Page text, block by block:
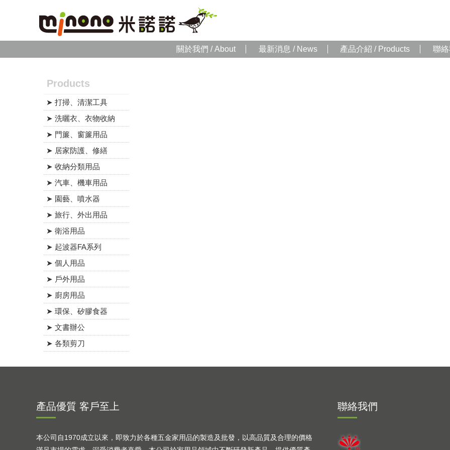
關於我們 / About 最新消息 / News 產品介紹 / Products 聯
Products
➤ 打掃、清潔工具
➤ 洗曬衣、衣物收納
➤ 門簾、窗簾用品
➤ 居家防護、修繕
➤ 收納分類用品
➤ 汽車、機車用品
➤ 園藝、噴水器
➤ 旅行、外出用品
➤ 衛浴用品
➤ 起波器FA系列
➤ 個人用品
➤ 戶外用品
➤ 廚房用品
➤ 環保、矽膠食器
➤ 文書辦公
➤ 各類剪刀
產品優質 客戶至上
本公司自1970成立以來，即致力於各種五金家用品的製造及批發，以高品質及合理的價格
聯絡我們